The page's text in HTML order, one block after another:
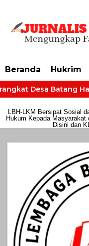
Beranda Hukrim
Desa Batang
LBH-LKM Bersipat Sosial
Hukum Kepada
Disini dan